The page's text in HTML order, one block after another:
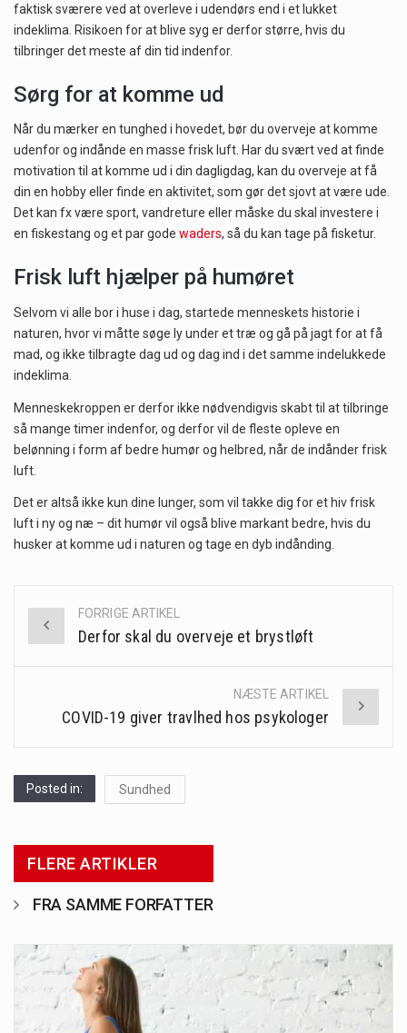
faktisk sværere ved at overleve i udendørs end i et lukket
indeklima. Risikoen for at blive syg er derfor større, hvis du
tilbringer det meste af din tid indenfor.
Sørg for at komme ud
Når du mærker en tunghed i hovedet, bør du overveje at komme
udenfor og indånde en masse frisk luft. Har du svært ved at finde
motivation til at komme ud i din dagligdag, kan du overveje at få
din en hobby eller finde en aktivitet, som gør det sjovt at være ude.
Det kan fx være sport, vandreture eller måske du skal investere i
en fiskestang og et par gode waders, så du kan tage på fisketur.
Frisk luft hjælper på humøret
Selvom vi alle bor i huse i dag, startede menneskets historie i
naturen, hvor vi måtte søge ly under et træ og gå på jagt for at få
mad, og ikke tilbragte dag ud og dag ind i det samme indelukkede
indeklima.
Menneskekroppen er derfor ikke nødvendigvis skabt til at tilbringe
så mange timer indenfor, og derfor vil de fleste opleve en
belønning i form af bedre humør og helbred, når de indånder frisk
luft.
Det er altså ikke kun dine lunger, som vil takke dig for et hiv frisk
luft i ny og næ – dit humør vil også blive markant bedre, hvis du
husker at komme ud i naturen og tage en dyb indånding.
Post
FORRIGE ARTIKEL
Derfor skal du overveje et brystløft
NÆSTE ARTIKEL
COVID-19 giver travlhed hos psykologer
Posted in: Sundhed
FLERE ARTIKLER
FRA SAMME FORFATTER